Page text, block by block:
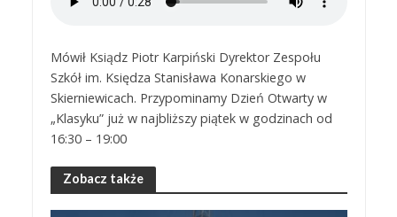
Mówił Ksiądz Piotr Karpiński Dyrektor Zespołu
Szkół im. Księdza Stanisława Konarskiego w
Skierniewicach. Przypominamy Dzień Otwarty w
„Klasyku” już w najbliższy piątek w godzinach od
16:30 – 19:00
Zobacz także